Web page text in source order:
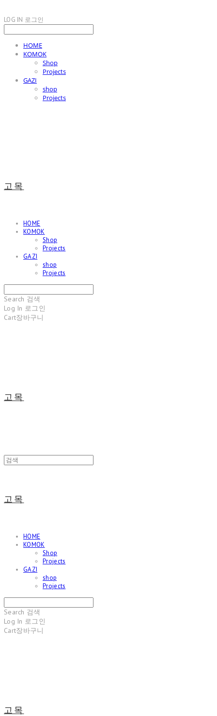
LOG IN 로그인
HOME
KOMOK
Shop
Projects
GAZI
shop
Projects
고목
HOME
KOMOK
Shop
Projects
GAZI
shop
Projects
Search 검색
Log In 로그인
Cart장바구니
고목
고목
HOME
KOMOK
Shop
Projects
GAZI
shop
Projects
Search 검색
Log In 로그인
Cart장바구니
고목